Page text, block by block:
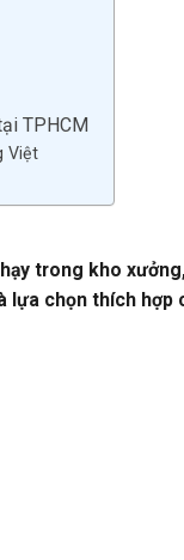
TPHCM
Việt
trong kho
chọn thích